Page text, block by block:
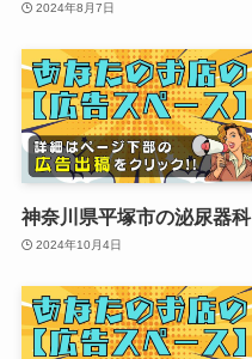
2024年8月7日
神奈川県平塚市の泌尿器科
2024年10月4日